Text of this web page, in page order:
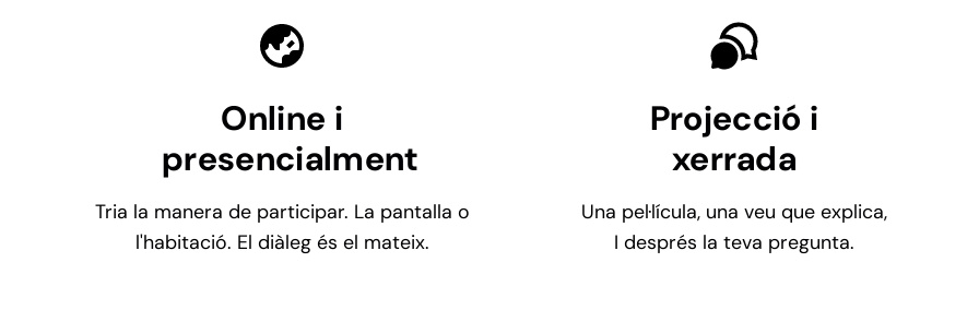
Online i
presencialment
Tria la manera de participar. La pantalla o
l'habitació. El diàleg és el mateix.
Projecció i
xerrada
Una pel·lícula, una veu que explica,
I després la teva pregunta.